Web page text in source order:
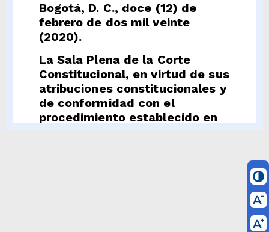
Bogotá, D. C., doce (12) de
febrero de dos mil veinte
(2020).
La Sala Plena de la Corte
Constitucional, en virtud de sus
atribuciones constitucionales y
de conformidad con el
procedimiento establecido en